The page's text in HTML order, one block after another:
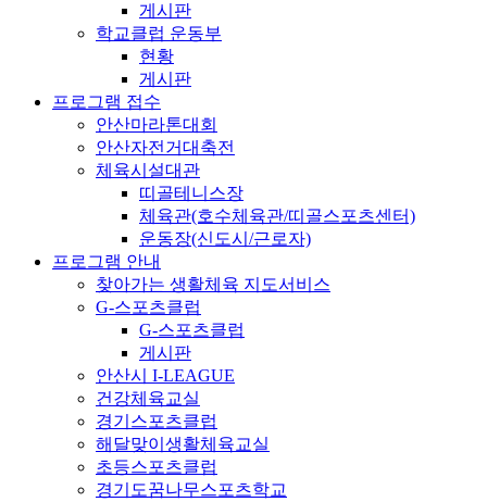
게시판
학교클럽 운동부
현황
게시판
프로그램 접수
안산마라톤대회
안산자전거대축전
체육시설대관
띠골테니스장
체육관(호수체육관/띠골스포츠센터)
운동장(신도시/근로자)
프로그램 안내
찾아가는 생활체육 지도서비스
G-스포츠클럽
G-스포츠클럽
게시판
안산시 I-LEAGUE
건강체육교실
경기스포츠클럽
해달맞이생활체육교실
초등스포츠클럽
경기도꿈나무스포츠학교